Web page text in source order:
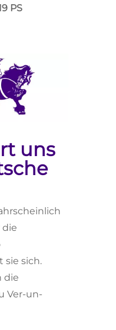
PS
uns
die
sich.
die
Ver-un-